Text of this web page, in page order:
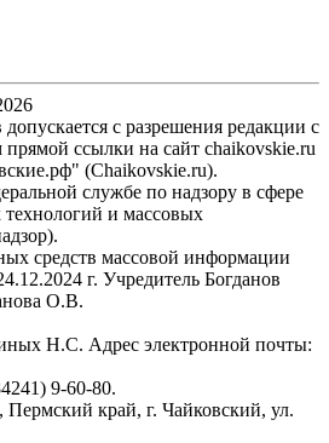
с разрешения редакции с
прямой ссылки на сайт chaikovskie.ru
(Chaikovskie.ru).
службе по надзору в сфере
и массовых
средств массовой информации
г. Учредитель Богданов
О.В.
Н.С. Адрес электронной почты:
9-60-80.
Пермский край, г. Чайковский, ул.